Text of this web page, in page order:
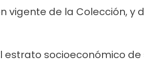
vigente de la Colección, y
socioeconómico de